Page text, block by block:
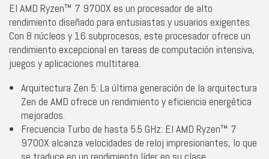
El AMD Ryzen™ 7 9700X es un procesador de alto
rendimiento diseñado para entusiastas y usuarios exigentes.
Con 8 núcleos y 16 subprocesos, este procesador ofrece un
rendimiento excepcional en tareas de computación intensiva,
juegos y aplicaciones multitarea.
Arquitectura Zen 5: La última generación de la arquitectura
Zen de AMD ofrece un rendimiento y eficiencia energética
mejorados.
Frecuencia Turbo de hasta 5.5 GHz: El AMD Ryzen™ 7
9700X alcanza velocidades de reloj impresionantes, lo que
se traduce en un rendimiento líder en su clase.